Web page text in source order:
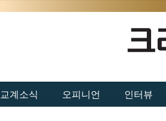
교계소식 오피니언 인터뷰